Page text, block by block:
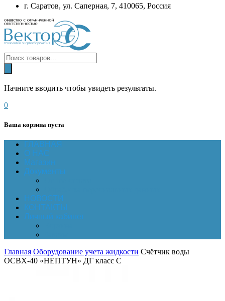
г. Саратов, ул. Саперная, 7, 410065, Россия
Начните вводить чтобы увидеть результаты.
0
Ваша корзина пуста
ГЛАВНАЯ
О НАС
Магазин
Документы
НОВОСТИ
КОНТАКТЫ
Личный кабинет
Главная Оборудование учета жидкости Счётчик воды
ОСВХ-40 «НЕПТУН» ДГ класс С